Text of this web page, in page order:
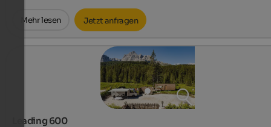
Mehr lesen Jetzt anfragen
Leading 600